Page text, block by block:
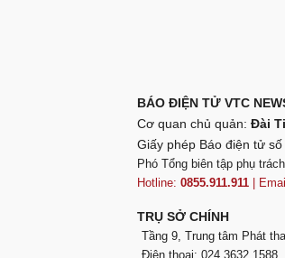
BÁO ĐIỆN TỬ VTC
Cơ quan chủ quản: Đài
Giấy phép Báo điện tử số
Phó Tổng biên tập phụ
Hotline: 0855.911.911 |
TRỤ SỞ CHÍNH
Tầng 9, Trung tâm Phát
Điện thoại: 024.3632 1588